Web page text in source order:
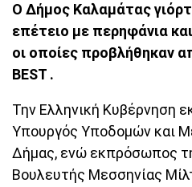
Ο Δήμος Καλαμάτας
επέτειο με περηφάνια
οι οποίες προβλήθηκαν
BEST .
Την Ελληνική Κυβέρνηση
Υπουργός Υποδομών και
Δήμας, ενώ εκπρόσωπος
Βουλευτής Μεσσηνίας